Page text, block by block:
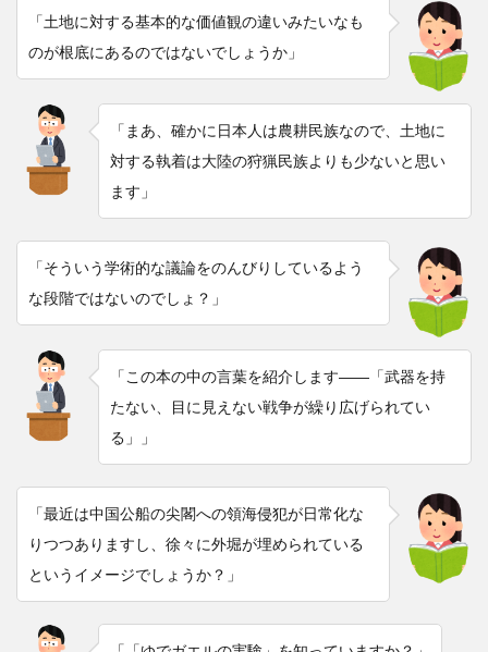
「土地に対する基本的な価値観の違いみたいなも
のが根底にあるのではないでしょうか」
「まあ、確かに日本人は農耕民族なので、土地に
対する執着は大陸の狩猟民族よりも少ないと思い
ます」
「そういう学術的な議論をのんびりしているよう
な段階ではないのでしょ？」
「この本の中の言葉を紹介します――「武器を持
たない、目に見えない戦争が繰り広げられてい
る」」
「最近は中国公船の尖閣への領海侵犯が日常化な
りつつありますし、徐々に外堀が埋められている
というイメージでしょうか？」